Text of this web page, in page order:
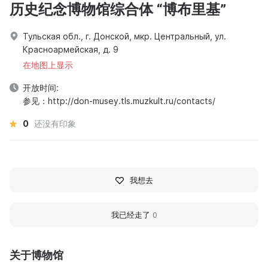
关于博物馆
历史纪念博物馆综合体 “博布里基”
Тульская обл., г. Донской, мкр. Центральный, ул.
Красноармейская, д. 9
在地图上显示
开放时间:
参见：http://don-musey.tls.muzkult.ru/contacts/
0 还没有印象
我想去
我已经走了 0